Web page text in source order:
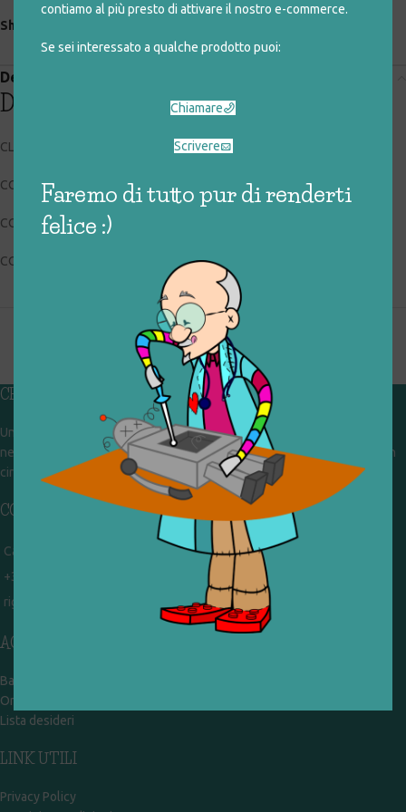
contiamo al più presto di attivare il nostro e-commerce.
Se sei interessato a qualche prodotto puoi:
Chiamare
Scrivere
Faremo di tutto pur di renderti
felice :)
Share:
Descrizione
Descrizione
CLEMENTONI 12026
CODICE RIGIOCATTOLO: 095_0_120
CONDIZIONI: buone, usato
COLLOCAZIONE: EXP
CHI SIAMO
Un gruppo di volontari che sognano di diventare un centro del riuso e
nel frattempo ricevono in dono giocattoli, li riparano e li reimmettono in
circolazione. Operiamo per un'economia civile, circolare e sostenibile.
CONTATTI
Campobasso - via Garibaldi 51
+39 328 767 9587
rigiocattolocb@gmail.com
ACCOUNT
Bacheca
Ordini
Lista desideri
LINK UTILI
Privacy Policy